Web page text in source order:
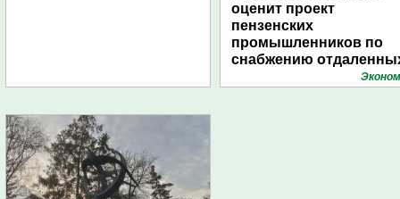
оценит проект
пензенских
промышленников по
снабжению
поселений с помощью